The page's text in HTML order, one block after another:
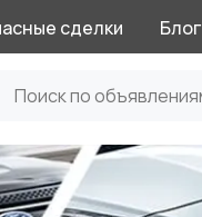
сделки Блог